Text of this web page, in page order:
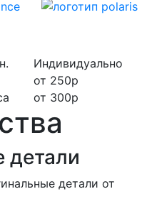
Индивидуально
от 250р
от 300р
детали
детали от